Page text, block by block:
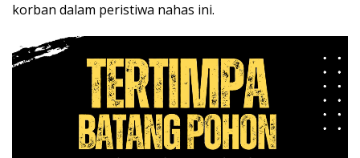
korban dalam peristiwa nahas ini.
Pemutar
Video